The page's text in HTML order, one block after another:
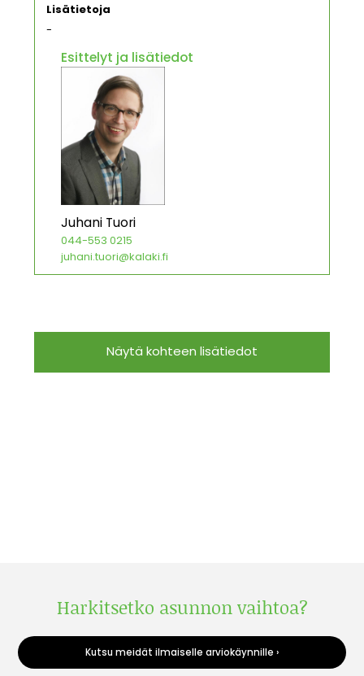
Lisätietoja
-
Esittelyt ja lisätiedot
Juhani Tuori
044-553 0215
juhani.tuori@kalaki.fi
Näytä kohteen lisätiedot
Harkitsetko asunnon vaihtoa?
Kutsu meidät ilmaiselle arviokäynnille ›